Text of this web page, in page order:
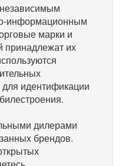
информационным
марки и
принадлежат их
идентификации
дилерами
брендов.